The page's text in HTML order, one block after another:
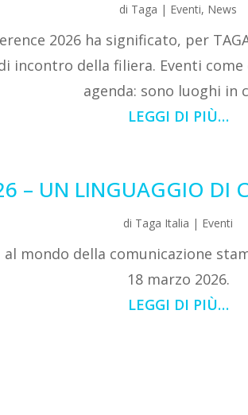
di Taga | Eventi, News
2026 ha significato, per
incontro della filiera. Eventi
agenda: sono luoghi in
LEGGI DI PIÙ…
– UN LINGUAGGIO DI
di Taga Italia | Eventi
al mondo della comunicazione
18 marzo 2026.
LEGGI DI PIÙ…